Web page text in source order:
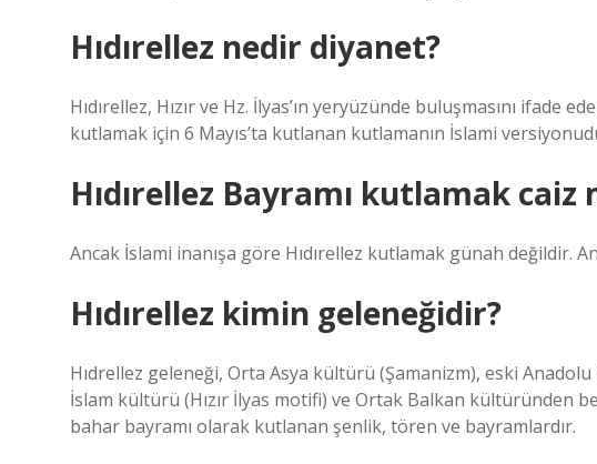
Hıdırellez nedir diyanet?
Hıdırellez, Hızır ve Hz. İlyas’ın yeryüzünde buluşmasını ifade
kutlamak için 6 Mayıs’ta kutlanan kutlamanın İslami
Hıdırellez Bayramı kutlamak caiz
Ancak İslami inanışa göre Hıdırellez kutlamak günah değildir.
Hıdırellez kimin geleneğidir?
Hıdrellez geleneği, Orta Asya kültürü (Şamanizm), eski
İslam kültürü (Hızır İlyas motifi) ve Ortak Balkan kültüründen
bahar bayramı olarak kutlanan şenlik, tören ve bayramlardır.